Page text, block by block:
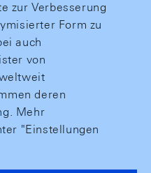
zur Verbesserung
Form zu
auch
von
deren
Mehr
"Einstellungen